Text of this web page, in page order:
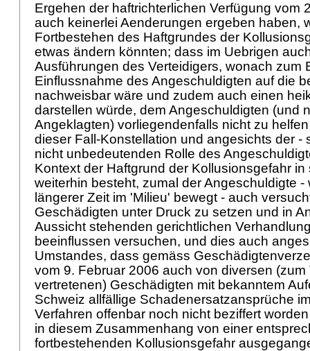
Ergehen der haftrichterlichen Verfügung vom
auch keinerlei Aenderungen ergeben haben,
Fortbestehen des Haftgrundes der
etwas ändern könnten; dass im Uebrigen
Ausführungen des Verteidigers, wonach zum
Einflussnahme des Angeschuldigten auf die
nachweisbar wäre und zudem auch einen
darstellen würde, dem Angeschuldigten (und
Angeklagten) vorliegendenfalls nicht zu
dieser Fall-Konstellation und angesichts der -
nicht unbedeutenden Rolle des
Kontext der Haftgrund der Kollusionsgefahr
weiterhin besteht, zumal der Angeschuldigte -
längerer Zeit im 'Milieu' bewegt - auch
Geschädigten unter Druck zu setzen und in
Aussicht stehenden gerichtlichen
beeinflussen versuchen, und dies auch
Umstandes, dass gemäss
vom 9. Februar 2006 auch von diversen (zum
vertretenen) Geschädigten mit bekanntem
Schweiz allfällige Schadenersatzansprüche
Verfahren offenbar noch nicht beziffert
in diesem Zusammenhang von einer
fortbestehenden Kollusionsgefahr